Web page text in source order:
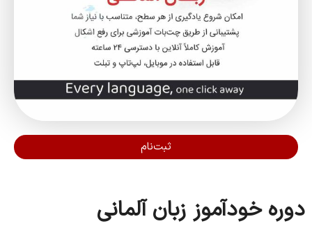
ثبت‌نام
دوره خودآموز زبان آلمانی